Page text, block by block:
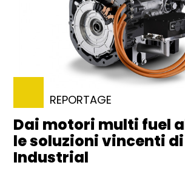
REPORTAGE
Dai motori multi fuel
le soluzioni vincenti di
Industrial